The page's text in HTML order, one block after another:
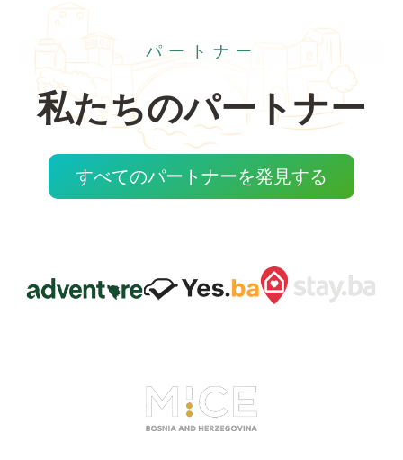
パートナー
私たちのパートナー
すべてのパートナーを発見する